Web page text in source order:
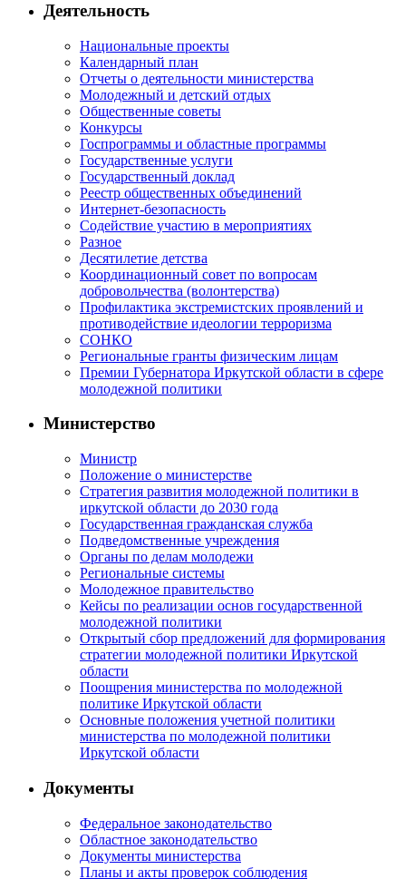
Деятельность
Национальные проекты
Календарный план
Отчеты о деятельности министерства
Молодежный и детский отдых
Общественные советы
Конкурсы
Госпрограммы и областные программы
Государственные услуги
Государственный доклад
Реестр общественных объединений
Интернет-безопасность
Содействие участию в мероприятиях
Разное
Десятилетие детства
Координационный совет по вопросам
добровольчества (волонтерства)
Профилактика экстремистских проявлений и
противодействие идеологии терроризма
СОНКО
Региональные гранты физическим лицам
Премии Губернатора Иркутской области в сфере
молодежной политики
Министерство
Министр
Положение о министерстве
Стратегия развития молодежной политики в
иркутской области до 2030 года
Государственная гражданская служба
Подведомственные учреждения
Органы по делам молодежи
Региональные системы
Молодежное правительство
Кейсы по реализации основ государственной
молодежной политики
Открытый сбор предложений для формирования
стратегии молодежной политики Иркутской
области
Поощрения министерства по молодежной
политике Иркутской области
Основные положения учетной политики
министерства по молодежной политики
Иркутской области
Документы
Федеральное законодательство
Областное законодательство
Документы министерства
Планы и акты проверок соблюдения